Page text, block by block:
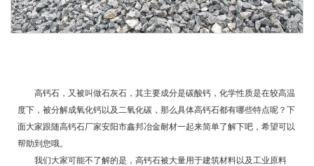
高钙石 ，又被叫做石灰石，其主要成分是碳酸钙，化学性质是在较高温
度下，被分解成氧化钙以及二氧化碳，那么具体高钙石都有哪些特点呢？下
面大家跟随高钙石厂家安阳市鑫邦冶金耐材一起来简单了解下吧，希望可以
帮助到您哦。
我们大家可能不了解的是，高钙石被大量用于建筑材料以及工业原料